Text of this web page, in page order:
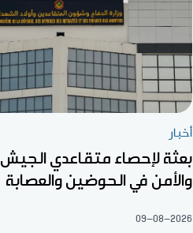
أخبار
بعثة لإحصاء متقاعدي الجيش
والأمن في الحوضين والعصابة
09-08-2026